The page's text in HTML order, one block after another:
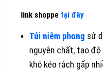
link shoppe tại đây
Túi niêm phong sử
nguyên chất, tạo độ
khó kéo rách gấp